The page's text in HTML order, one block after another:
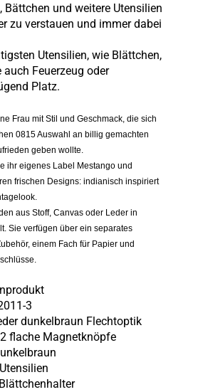
Bättchen und weitere Utensilien
zu verstauen und immer dabei
Utensilien, wie Blättchen,
auch Feuerzeug oder
Platz.
Frau mit Stil und Geschmack, die sich
0815 Auswahl an billig gemachten
geben wollte.
ihr eigenes Label Mestango und
frischen Designs: indianisch inspiriert
aus Stoff, Canvas oder Leder in
Sie verfügen über ein separates
einem Fach für Papier und
3
dunkelbraun Flechtoptik
flache Magnetknöpfe